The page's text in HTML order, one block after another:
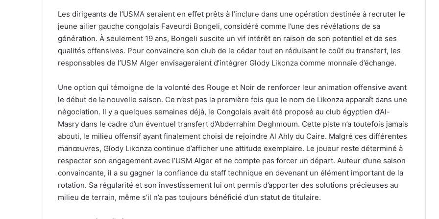
Les dirigeants de l’USMA seraient en effet prêts à l’inclure dans une opération destinée à recruter le
jeune ailier gauche congolais Faveurdi Bongeli, considéré comme l’une des révélations de sa
génération. À seulement 19 ans, Bongeli suscite un vif intérêt en raison de son potentiel et de ses
qualités offensives. Pour convaincre son club de le céder tout en réduisant le coût du transfert, les
responsables de l’USM Alger envisageraient d’intégrer Glody Likonza comme monnaie d’échange.
Une option qui témoigne de la volonté des Rouge et Noir de renforcer leur animation offensive avant
le début de la nouvelle saison. Ce n’est pas la première fois que le nom de Likonza apparaît dans une
négociation. Il y a quelques semaines déjà, le Congolais avait été proposé au club égyptien d’Al-
Masry dans le cadre d’un éventuel transfert d’Abderrahim Deghmoum. Cette piste n’a toutefois jamais
abouti, le milieu offensif ayant finalement choisi de rejoindre Al Ahly du Caire. Malgré ces différentes
manœuvres, Glody Likonza continue d’afficher une attitude exemplaire. Le joueur reste déterminé à
respecter son engagement avec l’USM Alger et ne compte pas forcer un départ. Auteur d’une saison
convaincante, il a su gagner la confiance du staff technique en devenant un élément important de la
rotation. Sa régularité et son investissement lui ont permis d’apporter des solutions précieuses au
milieu de terrain, même s’il n’a pas toujours bénéficié d’un statut de titulaire.